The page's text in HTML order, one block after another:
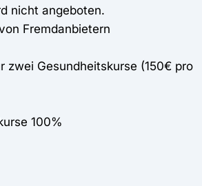
nicht angeboten.
Fremdanbietern
zwei Gesundheitskurse (150€ pro
100%